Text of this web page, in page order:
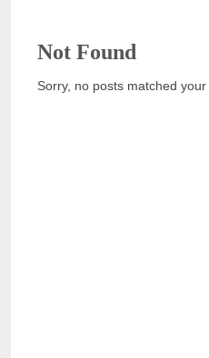
Not Found
Sorry, no posts matched